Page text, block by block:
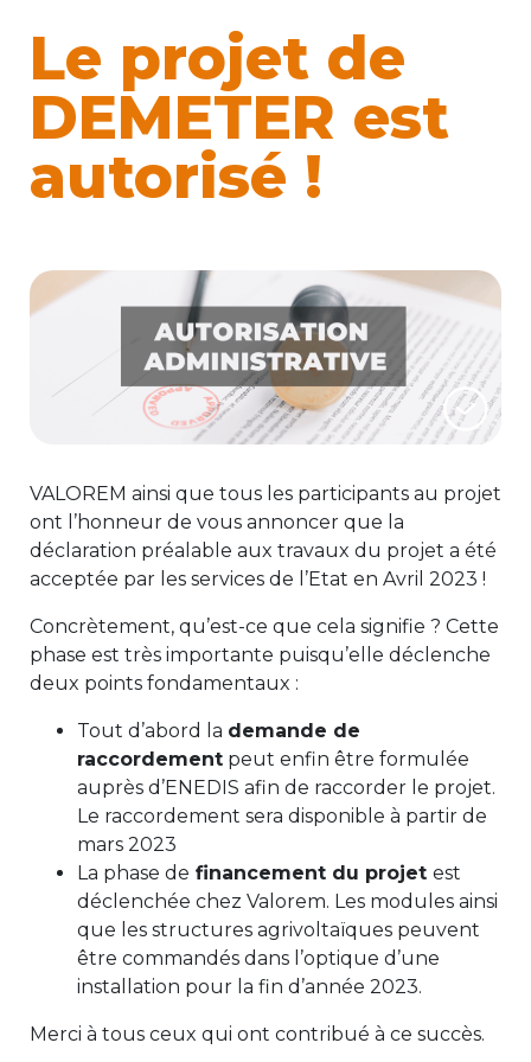
Le projet de
DEMETER est
autorisé !
VALOREM ainsi que tous les participants au projet
ont l’honneur de vous annoncer que la
déclaration préalable aux travaux du projet a été
acceptée par les services de l’Etat en Avril 2023 !
Concrètement, qu’est-ce que cela signifie ? Cette
phase est très importante puisqu’elle déclenche
deux points fondamentaux :
Tout d’abord la demande de
raccordement peut enfin être formulée
auprès d’ENEDIS afin de raccorder le projet.
Le raccordement sera disponible à partir de
mars 2023
La phase de financement du projet est
déclenchée chez Valorem. Les modules ainsi
que les structures agrivoltaïques peuvent
être commandés dans l’optique d’une
installation pour la fin d’année 2023.
Merci à tous ceux qui ont contribué à ce succès.